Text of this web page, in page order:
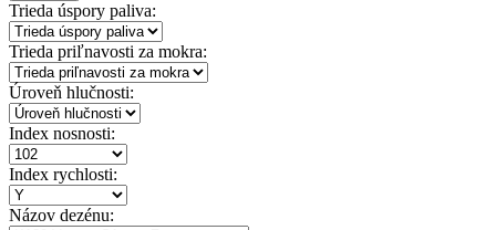
Trieda úspory paliva:
Trieda priľnavosti za mokra:
Úroveň hlučnosti:
Index nosnosti:
Index rychlosti:
Názov dezénu: